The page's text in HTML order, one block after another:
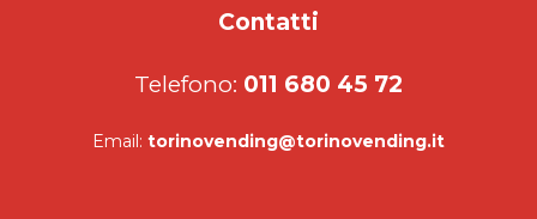
Contatti
Telefono: 011 680 45 72
Email: torinovending@torinovending.it